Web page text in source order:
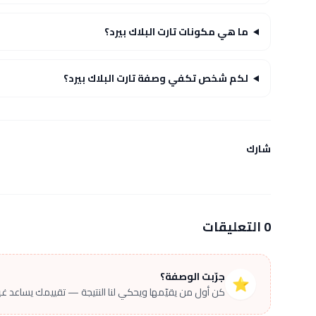
ما هي مكونات تارت البلاك بيرد؟
لكم شخص تكفي وصفة تارت البلاك بيرد؟
شارك
0 التعليقات
⭐ جرّبت الوصفة؟
كن أول من يقيّمها ويحكي لنا النتيجة — تقييمك يساعد